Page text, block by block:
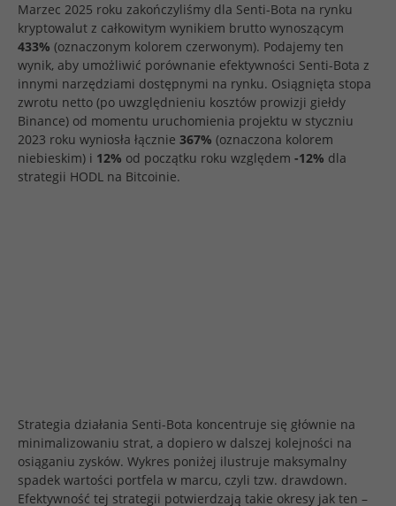
Marzec 2025 roku zakończyliśmy dla Senti-Bota na rynku
kryptowalut z całkowitym wynikiem brutto wynoszącym
433% (oznaczonym kolorem czerwonym). Podajemy ten
wynik, aby umożliwić porównanie efektywności Senti-Bota z
innymi narzędziami dostępnymi na rynku. Osiągnięta stopa
zwrotu netto (po uwzględnieniu kosztów prowizji giełdy
Binance) od momentu uruchomienia projektu w styczniu
2023 roku wyniosła łącznie 367% (oznaczona kolorem
niebieskim) i 12% od początku roku względem -12% dla
strategii HODL na Bitcoinie.
Strategia działania Senti-Bota koncentruje się głównie na
minimalizowaniu strat, a dopiero w dalszej kolejności na
osiąganiu zysków. Wykres poniżej ilustruje maksymalny
spadek wartości portfela w marcu, czyli tzw. drawdown.
Efektywność tej strategii potwierdzają takie okresy jak ten –